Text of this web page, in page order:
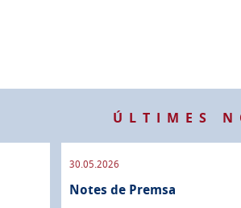
ÚLTIMES
30.05.2026
Notes de Premsa